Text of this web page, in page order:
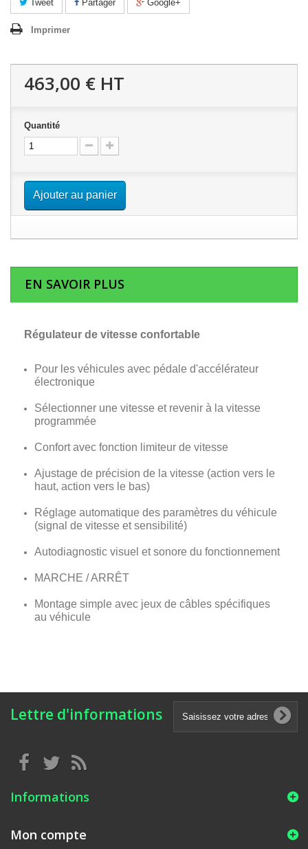
Tweet Partager Google+
Imprimer
463,00 € HT
Quantité
Ajouter au panier
EN SAVOIR PLUS
Régulateur de vitesse confortable
Pour les véhicules avec pédale d'accélérateur
électronique
Sélectionner une vitesse et revenir à la vitesse
programmée
Confort avec fonction limiteur de vitesse
Ajustage de précision de la vitesse (action vers le
haut, action vers le bas)
Réglage automatique des paramètres du véhicule
(signal de vitesse et sensibilité)
Autodiagnostic visuel et sonore du fonctionnement
MARCHE / ARRÊT
Montage simple avec jeux de câbles spécifiques
au véhicule
Lettre d'informations
Informations
Mon compte